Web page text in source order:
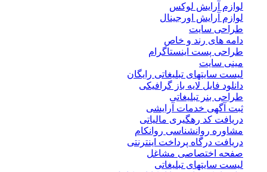
لوازم آرایش لوکس
لوازم آرایش اورجینال
طراحی سایت
دامه های رند و خاص
طراحی پست اینستاگرام
مینی سایت
لیست سایتهای تبلیغاتی رایگان
دانلود فایل لایه باز گرافیکی
طراحی بنر تبلیغاتی
ثبت آگهی خدمات آرایشی
دریافت کد رهگیری مالیاتی
مشاوره روانشناسی روانکام
دریافت درگاه پرداخت اینترنتی
صفحه اختصاصی مشاغل
لیست سایتهای تبلیغاتی